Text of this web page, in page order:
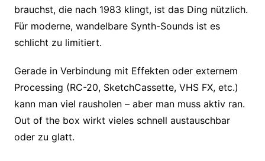
brauchst, die nach 1983 klingt, ist das Ding nützlich.
Für moderne, wandelbare Synth-Sounds ist es
schlicht zu limitiert.
Gerade in Verbindung mit Effekten oder externem
Processing (RC-20, SketchCassette, VHS FX, etc.)
kann man viel rausholen – aber man muss aktiv ran.
Out of the box wirkt vieles schnell austauschbar
oder zu glatt.